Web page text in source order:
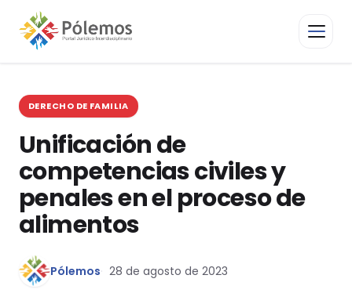
DERECHO DE FAMILIA
Unificación de
competencias civiles y
penales en el proceso de
alimentos
Pólemos 28 de agosto de 2023